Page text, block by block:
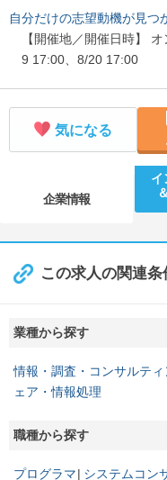
自分だけの志望動機が見つ
【開催地／開催日時】
9 17:00、8/20 17:00
気になる
企業情報
イ
この求人の関連
業種から探す
情報・調査・コンサルティ
ェア・情報処理
職種から探す
プログラマ システムコン